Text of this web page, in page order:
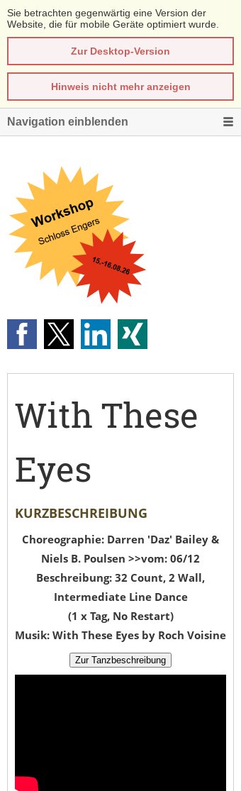
Sie betrachten gegenwärtig eine Version der
Website, die für mobile Geräte optimiert wurde.
Zur Desktop-Version
Hinweis nicht mehr anzeigen
Navigation einblenden
With These
Eyes
KURZBESCHREIBUNG
Choreographie: Darren 'Daz' Bailey &
Niels B. Poulsen >>vom: 06/12
Beschreibung: 32 Count, 2 Wall,
Intermediate Line Dance
(1 x Tag, No Restart)
Musik: With These Eyes by Roch Voisine